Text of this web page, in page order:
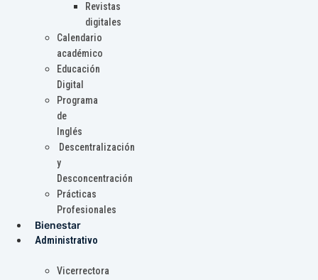
Revistas
digitales
Calendario
académico
Educación
Digital
Programa
de
Inglés
Descentralización
y
Desconcentración
Prácticas
Profesionales
Bienestar
Administrativo
Vicerrectora